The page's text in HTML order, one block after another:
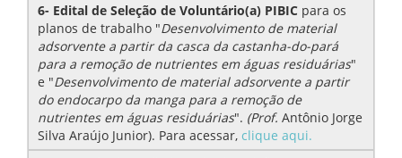
6- Edital de Seleção de Voluntário(a) PIBIC para os
planos de trabalho "Desenvolvimento de material
adsorvente a partir da casca da castanha-do-pará
para a remoção de nutrientes em águas residuárias"
e "Desenvolvimento de material adsorvente a partir
do endocarpo da manga para a remoção de
nutrientes em águas residuárias". (Prof. Antônio Jorge
Silva Araújo Junior). Para acessar, clique aqui.